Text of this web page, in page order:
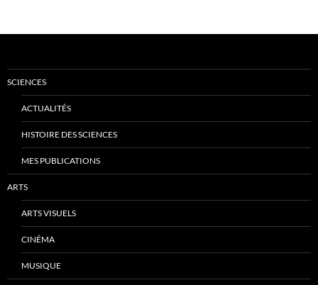
SCIENCES
ACTUALITÉS
HISTOIRE DES SCIENCES
MES PUBLICATIONS
ARTS
ARTS VISUELS
CINÉMA
MUSIQUE